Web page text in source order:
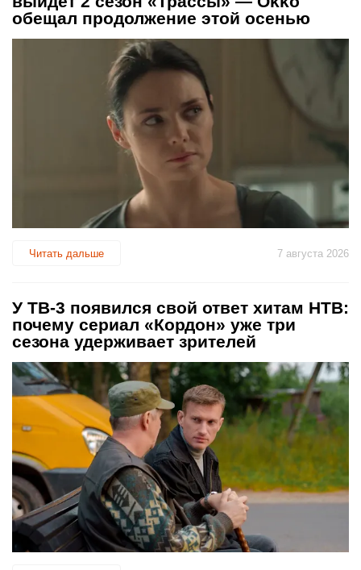
обещал продолжение этой осенью
Читать дальше 7 августа 2026
У ТВ-3 появился свой ответ хитам НТВ:
почему сериал «Кордон» уже три
сезона удерживает зрителей